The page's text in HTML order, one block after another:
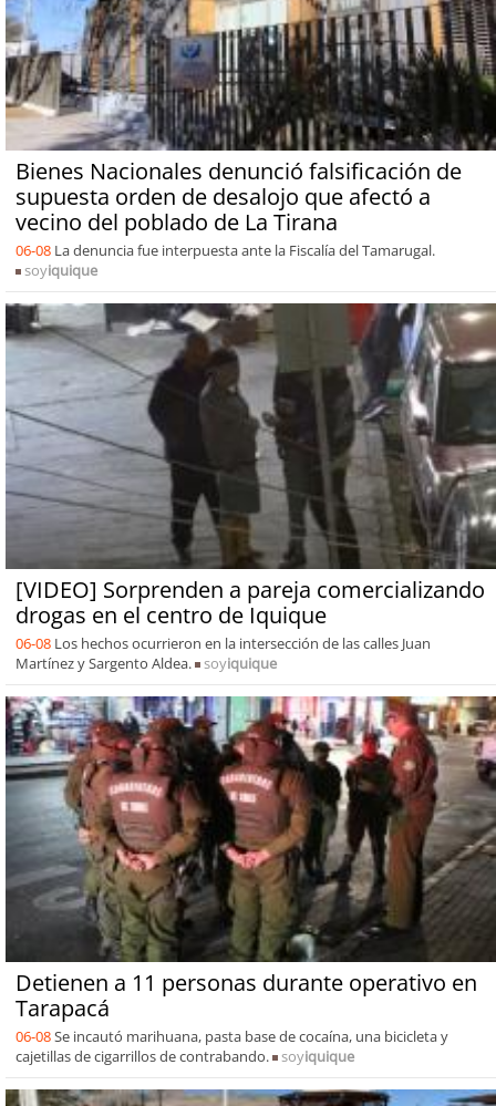
Bienes Nacionales denunció falsificación de
supuesta orden de desalojo que afectó a
vecino del poblado de La Tirana
06-08 La denuncia fue interpuesta ante la Fiscalía del Tamarugal.
soyiquique
[VIDEO] Sorprenden a pareja comercializando
drogas en el centro de Iquique
06-08 Los hechos ocurrieron en la intersección de las calles Juan
Martínez y Sargento Aldea.
soyiquique
Detienen a 11 personas durante operativo en
Tarapacá
06-08Se incautó marihuana, pasta base de cocaína, una bicicleta y
cajetillas de cigarrillos de contrabando.
soyiquique